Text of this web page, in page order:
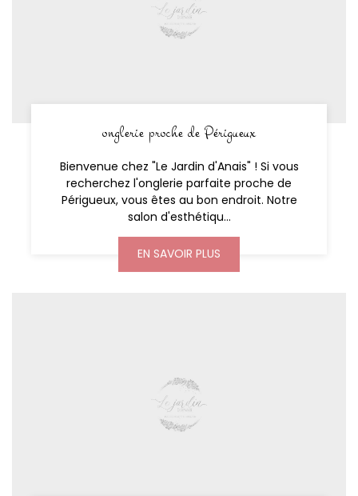
onglerie proche de Périgueux
Bienvenue chez "Le Jardin d'Anais" ! Si vous
recherchez l'onglerie parfaite proche de
Périgueux, vous êtes au bon endroit. Notre
salon d'esthétiqu...
EN SAVOIR PLUS